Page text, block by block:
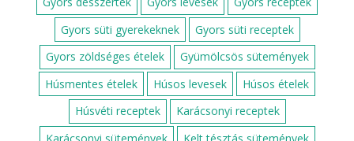
Gyors süti gyerekeknek
Gyors süti receptek
Gyors zöldséges ételek
Gyümölcsös sütemények
Húsmentes ételek
Húsos levesek
Húsos ételek
Húsvéti receptek
Karácsonyi receptek
Karácsonyi sütemények
Kelt tésztás sütemények